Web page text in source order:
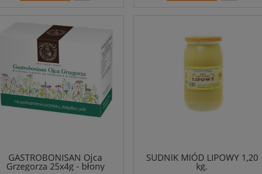
GASTROBONISAN Ojca
Grzegorza 25x4g - błony
SUDNIK MIÓD LIPOWY 1,20
kg.